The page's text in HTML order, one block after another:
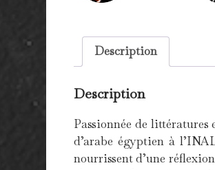
Description
Description
Passionnée de
d’arabe égyptien à
nourrissent d’une